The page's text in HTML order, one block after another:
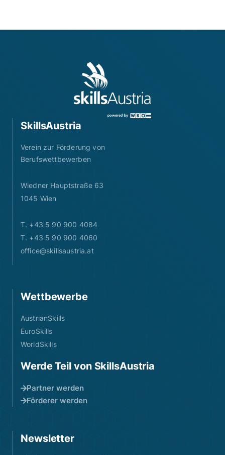
SkillsAustria
Verein zur Förderung von
Berufswettbewerben
Wiedner Hauptstraße 63
1045 Wien
T. +43 5 90 900 4084
T. +43 5 90 900 4060
office@skillsaustria.at
Wettbewerbe
AustrianSkills
EuroSkills
WorldSkills
Werde Teil von SkillsAustria
Partner werden
Förderer werden
Newsletter